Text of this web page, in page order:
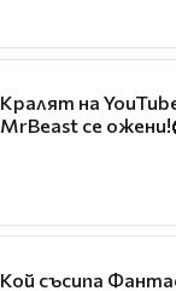
Кралят на
MrBeast се
Кой съсипа